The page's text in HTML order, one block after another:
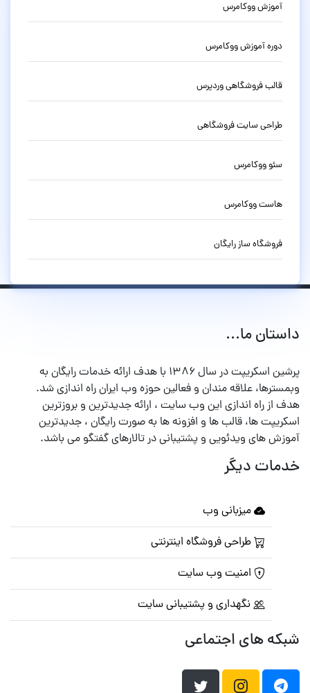
آموزش ووکامرس
دوره آموزش ووکامرس
قالب فروشگاهی وردپرس
طراحی سایت فروشگاهی
سئو ووکامرس
هاست ووکامرس
فروشگاه ساز رایگان
داستان ما...
پرشین اسکریپت در سال ۱۳۸۶ با هدف ارائه خدمات رایگان به
وبمسترها، علاقه مندان و فعالین حوزه وب ایران راه اندازی شد.
هدف از راه اندازی این وب سایت ، ارائه جدیدترین و بروزترین
اسکریپت ها، قالب ها و افزونه ها به صورت رایگان ، جدیدترین
آموزش های ویدئویی و پشتیبانی در تالارهای گفتگو می باشد.
خدمات دیگر
میزبانی وب
طراحی فروشگاه اینترنتی
امنیت وب سایت
نگهداری و پشتیبانی سایت
شبکه های اجتماعی